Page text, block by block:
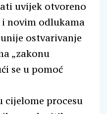
uvijek otvoreno
novim odlukama
ostvarivanje
„zakonu
se u pomoć
cijelome procesu